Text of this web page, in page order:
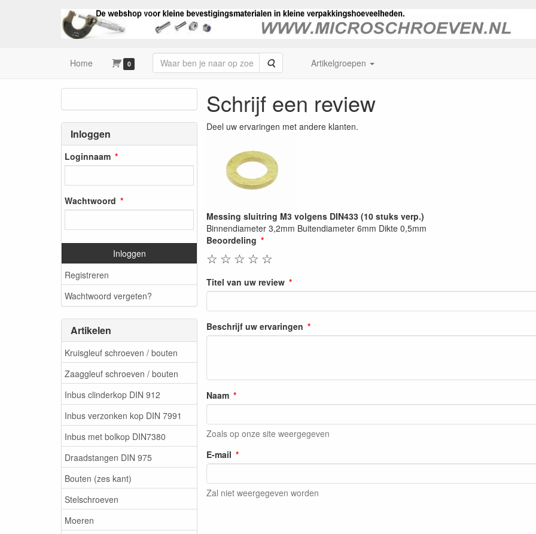
Home 0 Zoeken Artikelgroepen
Inloggen
Loginnaam
Wachtwoord
Inloggen
Registreren
Wachtwoord vergeten?
Artikelen
Kruisgleuf schroeven / bouten
Zaaggleuf schroeven / bouten
Inbus clinderkop DIN 912
Inbus verzonken kop DIN 7991
Inbus met bolkop DIN7380
Draadstangen DIN 975
Bouten (zes kant)
Stelschroeven
Moeren
Schrijf een review
Deel uw ervaringen met andere klanten.
Messing sluitring M3 volgens DIN433 (10 stuks verp.)
Binnendiameter 3,2mm Buitendiameter 6mm Dikte 0,5mm
Beoordeling
☆
☆
☆
☆
☆
Titel van uw review
Beschrijf uw ervaringen
Naam
Zoals op onze site weergegeven
E-mail
Zal niet weergegeven worden